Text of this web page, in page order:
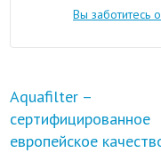
Вы заботитесь
Aquafilter –
сертифицированное
европейское